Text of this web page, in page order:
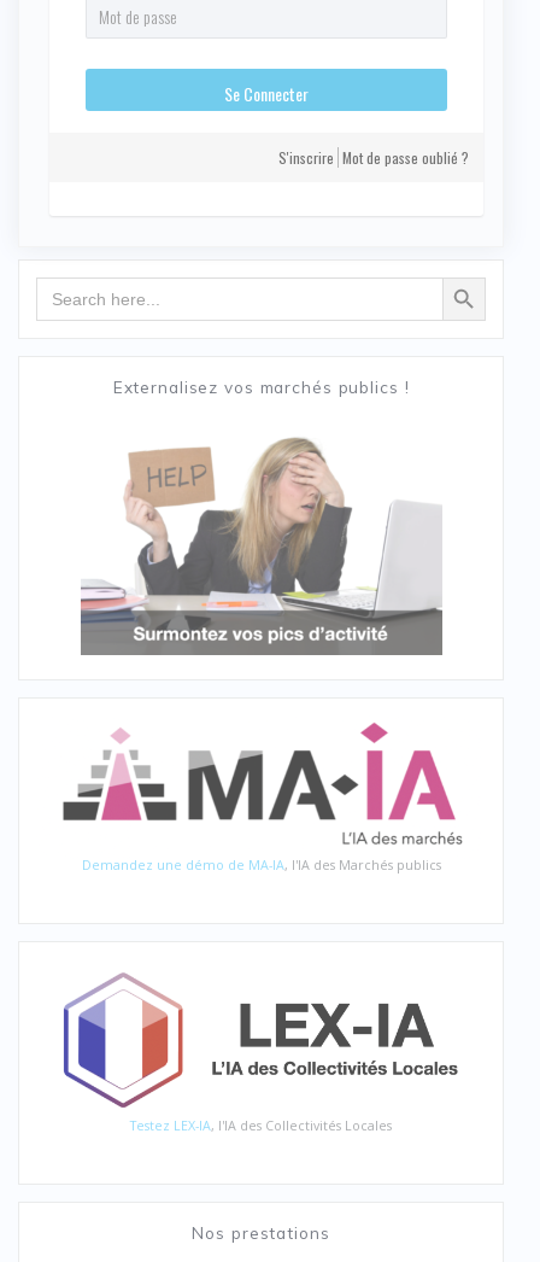
S'inscrire Mot de passe oublié ?
Search Search Button
Externalisez vos marchés publics !
Demandez une démo de MA-IA, l'IA des Marchés publics
Testez LEX-IA, l'IA des Collectivités Locales
Nos prestations